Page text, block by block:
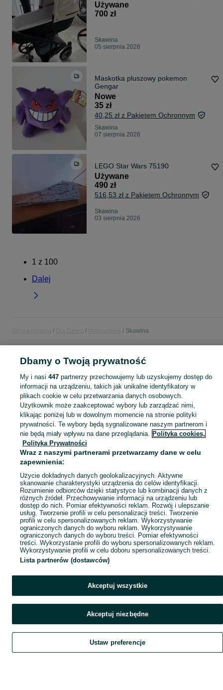
Używane
700 zł
Skawina
05 sierpnia 2026
Maskotka pluszowy pokemon
Gengar
Nowe
35 zł
40,25 zł z Pakietem Ochronnym
Skawina
07 sierpnia 2026
LEGO Star Wars 75190
Używane
490 zł
516,53 zł z Pakietem Ochronnym
Skawina
03 sierpnia 2026
1 z 100
Dalej
Skawina
DLA DZIECI
KATEGORIA
Zakupy dla Twojej pociechy mogą być dziecinnie proste! Znajdź to, czego potrzebujesz w kategorii Dla Dzieci na OLX - Skawina i okolice! Zobacz
Mapa kategorii
Mapa miejscowości
Szukaj Obserwujesz Dodaj Czat Konto
Dbamy o Twoją prywatność
My i nasi 447partnerzy przechowujemy lub uzyskujemy dostęp do
informacji na urządzeniu, takich jak unikalne identyfikatory w
plikach cookie w celu przetwarzania danych osobowych.
Użytkownik może zaakceptować wybory lub zarządzać nimi,
klikając poniżej lub w dowolnym momencie na stronie polityki
prywatności. Te wybory będą sygnalizowane naszym partnerom i
nie będą miały wpływu na dane przeglądania. Polityka cookies,
Polityka Prywatności
Wraz z naszymi partnerami przetwarzamy dane w celu
zapewnienia:
Użycie dokładnych danych geolokalizacyjnych. Aktywne
skanowanie charakterystyki urządzenia do celów identyfikacji.
Rozumienie odbiorców dzięki statystyce lub kombinacji danych z
różnych źródeł. Przechowywanie informacji na urządzeniu lub
dostęp do nich. Pomiar efektywności reklam. Rozwój i ulepszanie
usług. Tworzenie profili w celu personalizacji treści. Tworzenie
profili w celu spersonalizowanych reklam. Wykorzystywanie
ograniczonych danych do wyboru reklam. Wykorzystywanie
ograniczonych danych do wyboru treści. Pomiar efektywności
treści. Wykorzystanie profili do wyboru spersonalizowanych reklam.
Wykorzystywanie profili w celu doboru spersonalizowanych treści.
Lista partnerów (dostawców)
Akceptuj wszystkie
Akceptuj niezbędne
Ustaw preferencje